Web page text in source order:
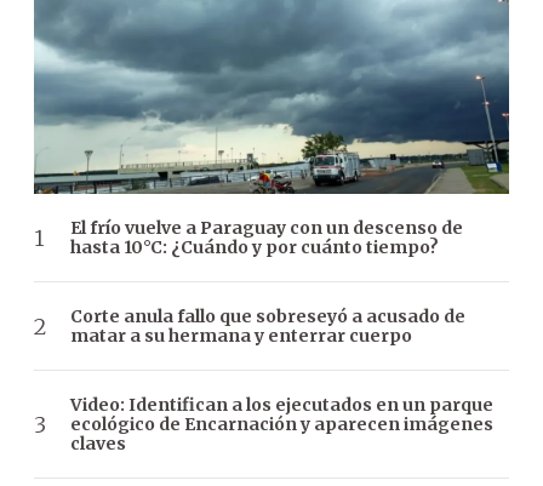
El frío vuelve a Paraguay con un descenso de
hasta 10°C: ¿Cuándo y por cuánto tiempo?
Corte anula fallo que sobreseyó a acusado de
matar a su hermana y enterrar cuerpo
Video: Identifican a los ejecutados en un parque
ecológico de Encarnación y aparecen imágenes
claves